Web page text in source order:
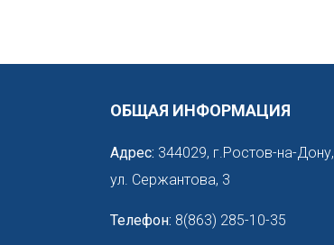
ОБЩАЯ ИНФОРМАЦИЯ
Адрес: 344029, г.Ростов-на-Дону,
ул. Сержантова, 3
Телефон: 8(863) 285-10-35